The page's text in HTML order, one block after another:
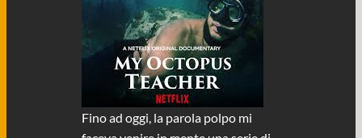
Fino ad oggi, la parola polpo mi